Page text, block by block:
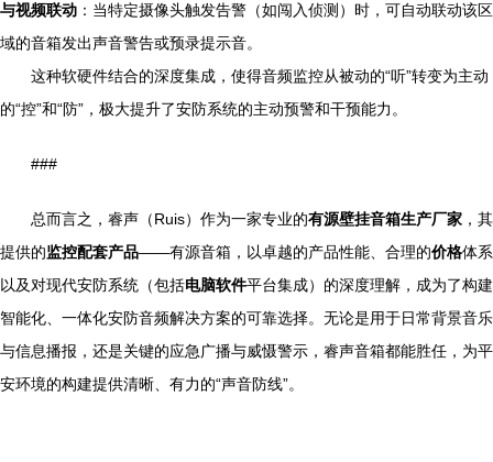
与视频联动 ：当特定摄像头触发告警（如闯入侦测）时，可自动联动该区
域的音箱发出声音警告或预录提示音。
这种软硬件结合的深度集成，使得音频监控从被动的“听”转变为主动
的“控”和“防”，极大提升了安防系统的主动预警和干预能力。
###
总而言之，睿声（Ruis）作为一家专业的有源壁挂音箱生产厂家 ，其
提供的监控配套产品——有源音箱，以卓越的产品性能、合理的价格体系
以及对现代安防系统（包括电脑软件平台集成）的深度理解，成为了构建
智能化、一体化安防音频解决方案的可靠选择。无论是用于日常背景音乐
与信息播报，还是关键的应急广播与威慑警示，睿声音箱都能胜任，为平
安环境的构建提供清晰、有力的“声音防线”。